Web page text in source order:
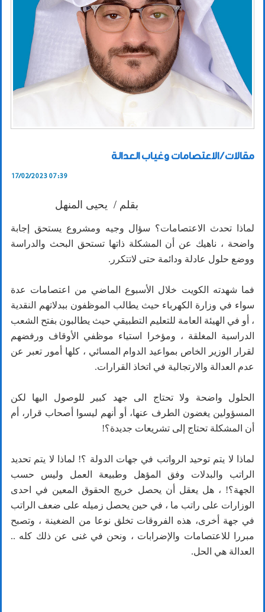
مقالات / الاعتصامات وغياب العدالة
17/02/2023 07:39
بقلم / يحيى المنهل
لماذا تحدث الاعتصامات؟ سؤال وجيه ومشروع يستحق إجابة
واضحة ، ناهيك عن أن المشكلة ذاتها تستحق البحث والدراسة
ووضع حلول عادلة ودائمة حتى لاتتكرر.
فما شهدته الكويت خلال الأسبوع الماضي من اعتصامات عدة
سواء في وزارة الكهرباء حيث يطالب الموظفون ببدلاتهم النقدية
، أو في الهيئة العامة للتعليم التطبيقي حيث يطالبون بفتح الشعب
الدراسية المغلقة ، ومؤخرا استياء موظفي الأوقاف ورفضهم
لقرار الوزير الخاص بمواعيد الدوام المسائي ، كلها أمور تعبر عن
عدم العدالة والارتجالية في اتخاذ القرارات.
الحلول واضحة ولا تحتاج الى جهد كبير للوصول اليها لكن
المسؤولين يغضون الطرف عنها، أو أنهم ليسوا أصحاب قرار، أم
أن المشكلة تحتاج إلى تشريعات جديدة؟!
لماذا لا يتم توحيد الرواتب في جهات الدولة ؟! لماذا لا يتم تحديد
الراتب والبدلات وفق المؤهل وطبيعة العمل وليس حسب
الجهة؟! ، هل يعقل أن يحصل خريج الحقوق المعين في احدى
الوزارات على راتب ما ، في حين يحصل زميله على ضعف الراتب
في جهة أخرى، هذه الفروقات تخلق نوعا من الضغينة ، وتصبح
مبررا للاعتصامات والإضرابات ، ونحن في غنى عن ذلك كله ..
العدالة هي الحل.